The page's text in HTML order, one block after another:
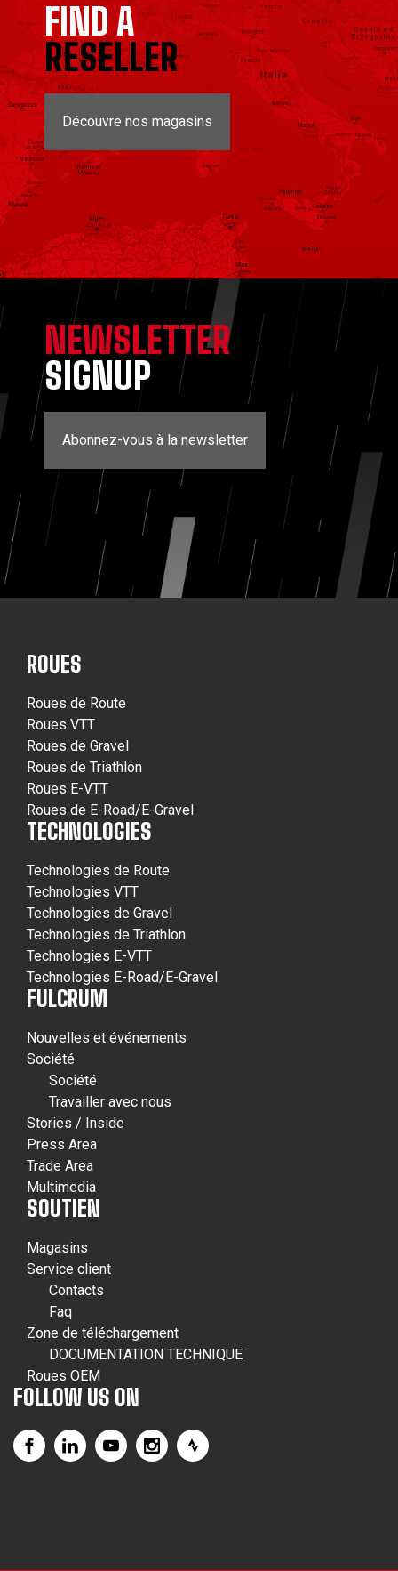
FIND A
RESELLER
Découvre nos magasins
NEWSLETTER
SIGNUP
Abonnez-vous à la newsletter
ROUES
Roues de Route
Roues VTT
Roues de Gravel
Roues de Triathlon
Roues E-VTT
Roues de E-Road/E-Gravel
TECHNOLOGIES
Technologies de Route
Technologies VTT
Technologies de Gravel
Technologies de Triathlon
Technologies E-VTT
Technologies E-Road/E-Gravel
FULCRUM
Nouvelles et événements
Société
Société
Travailler avec nous
Stories / Inside
Press Area
Trade Area
Multimedia
SOUTIEN
Magasins
Service client
Contacts
Faq
Zone de téléchargement
DOCUMENTATION TECHNIQUE
Roues OEM
FOLLOW US ON